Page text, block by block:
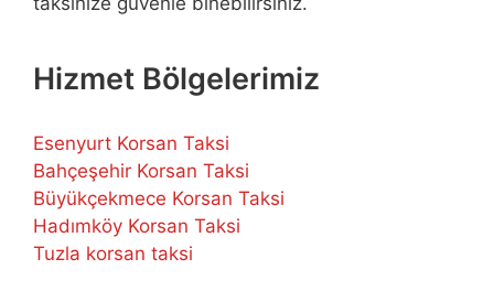
Hizmet Bölgelerimiz
Esenyurt Korsan Taksi
Bahçeşehir Korsan Taksi
Büyükçekmece Korsan Taksi
Hadımköy Korsan Taksi
Tuzla korsan taksi